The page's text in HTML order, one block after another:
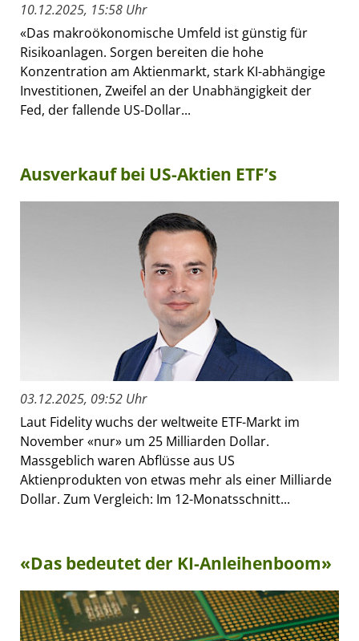
10.12.2025, 15:58 Uhr
«Das makroökonomische Umfeld ist günstig für
Risikoanlagen. Sorgen bereiten die hohe
Konzentration am Aktienmarkt, stark KI-abhängige
Investitionen, Zweifel an der Unabhängigkeit der
Fed, der fallende US-Dollar...
Ausverkauf bei US-Aktien ETF’s
03.12.2025, 09:52 Uhr
Laut Fidelity wuchs der weltweite ETF-Markt im
November «nur» um 25 Milliarden Dollar.
Massgeblich waren Abflüsse aus US
Aktienprodukten von etwas mehr als einer Milliarde
Dollar. Zum Vergleich: Im 12-Monatsschnitt...
«Das bedeutet der KI-Anleihenboom»